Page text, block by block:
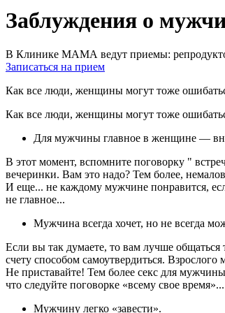
Заблуждения о
В Клинике МАМА ведут приемы:
Записаться на прием
Как все люди, женщины могут тоже
Как все люди, женщины могут тоже
Для мужчины главное в женщине —
В этот момент, вспомните поговорку "
вечеринки. Вам это надо? Тем более,
И еще... не каждому мужчине понравится,
не главное...
Мужчина всегда хочет, но не всегда
Если вы так думаете, то вам лучше общаться
счету способом самоутвердиться.
Не приставайте! Тем более секс для
что следуйте поговорке «всему свое время»...
Мужчину легко «завести».